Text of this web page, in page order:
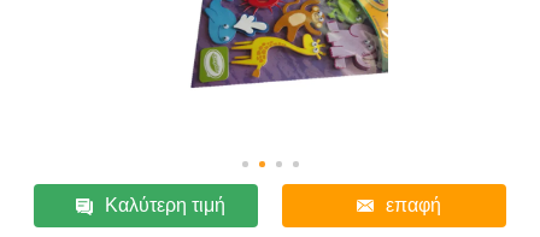
Καλύτερη τιμή επαφή